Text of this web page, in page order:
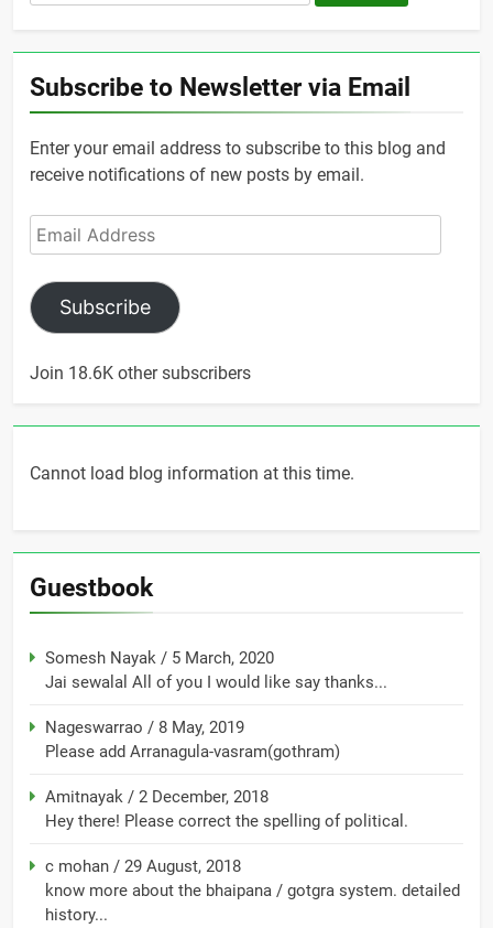
for:
Subscribe to Newsletter via Email
Enter your email address to subscribe to this blog and
receive notifications of new posts by email.
Email
Address
Subscribe
Join 18.6K other subscribers
Cannot load blog information at this time.
Guestbook
Somesh Nayak / 5 March, 2020
Jai sewalal All of you I would like say thanks...
Nageswarrao / 8 May, 2019
Please add Arranagula-vasram(gothram)
Amitnayak / 2 December, 2018
Hey there! Please correct the spelling of political.
c mohan / 29 August, 2018
know more about the bhaipana / gotgra system. detailed
history...